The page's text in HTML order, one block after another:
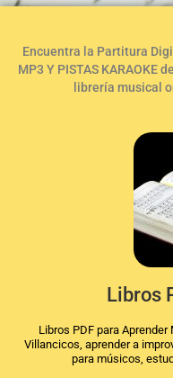
Encuentra la Partitura
MP3 Y PISTAS KARAOKE
librería musical
Libros
Libros PDF para
Villancicos, aprender a
para músicos,